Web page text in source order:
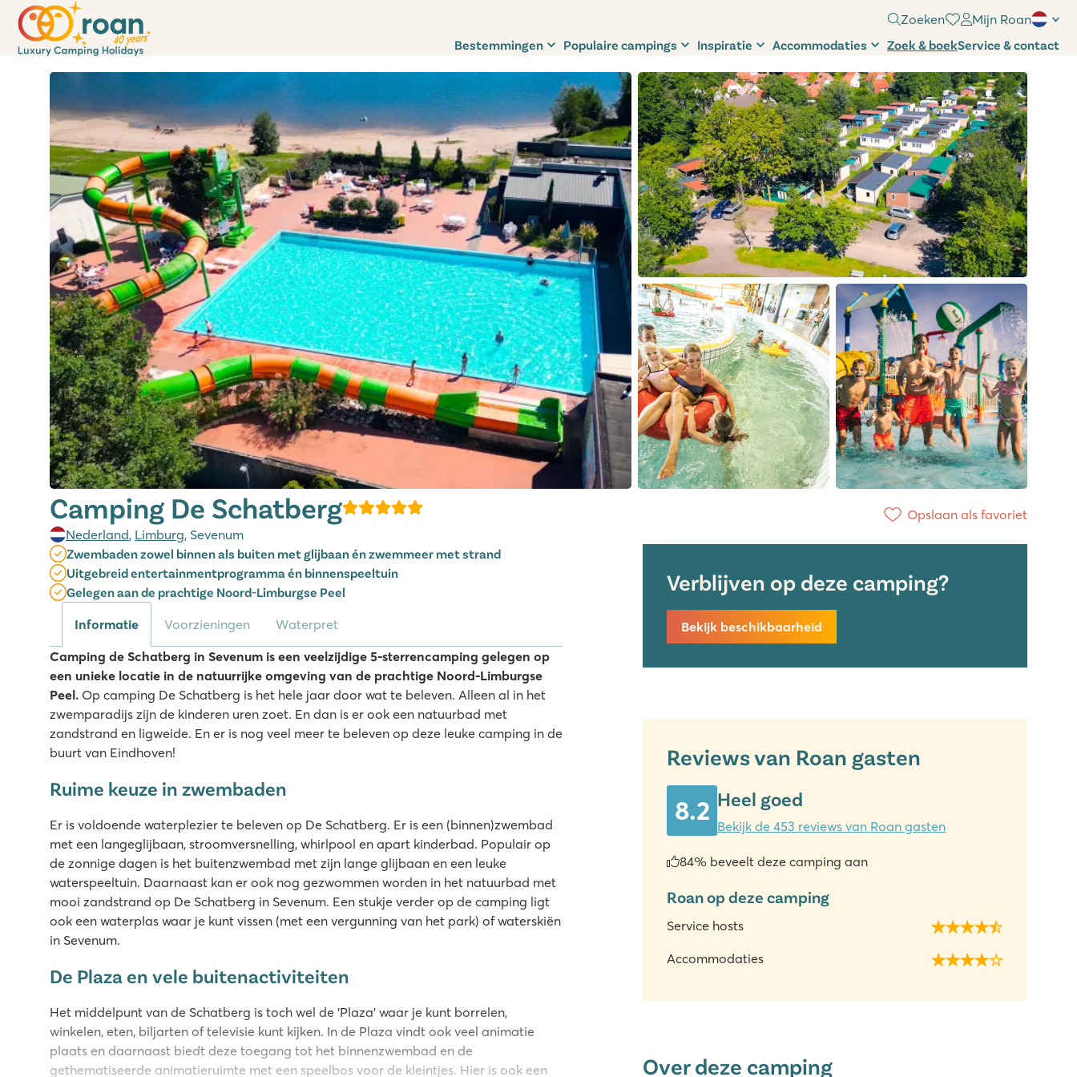
Zoeken Mijn Roan
Bestemmingen Populaire campings Inspiratie Accommodaties Zoek & boekService & contact
Camping De Schatberg
Nederland, Limburg, Sevenum
Opslaan als favoriet
Verblijven op deze camping?
Bekijk beschikbaarheid
Reviews van Roan gasten
8.2 Heel goed
Bekijk de 453 reviews van Roan gasten
84% beveelt deze camping aan
Roan op deze camping
Service hosts
Accommodaties
Zwembaden zowel binnen als buiten met glijbaan én zwemmeer met strand
Uitgebreid entertainmentprogramma én binnenspeeltuin
Gelegen aan de prachtige Noord-Limburgse Peel
Informatie Voorzieningen
Waterpret
Camping de Schatberg in Sevenum is een veelzijdige 5-sterrencamping gelegen op
een unieke locatie in de natuurrijke omgeving van de prachtige Noord-Limburgse
Peel. Op camping De Schatberg is het hele jaar door wat te beleven. Alleen al in het
zwemparadijs zijn de kinderen uren zoet. En dan is er ook een natuurbad met
zandstrand en ligweide. En er is nog veel meer te beleven op deze leuke camping in de
buurt van Eindhoven!
Ruime keuze in zwembaden
Er is voldoende waterplezier te beleven op De Schatberg. Er is een (binnen)zwembad
met een langeglijbaan, stroomversnelling, whirlpool en apart kinderbad. Populair op
de zonnige dagen is het buitenzwembad met zijn lange glijbaan en een leuke
waterspeeltuin. Daarnaast kan er ook nog gezwommen worden in het natuurbad met
mooi zandstrand op De Schatberg in Sevenum. Een stukje verder op de camping ligt
ook een waterplas waar je kunt vissen (met een vergunning van het park) of waterskiën
in Sevenum.
De Plaza en vele buitenactiviteiten
Het middelpunt van de Schatberg is toch wel de 'Plaza' waar je kunt borrelen,
winkelen, eten, biljarten of televisie kunt kijken. In de Plaza vindt ook veel animatie
plaats en daarnaast biedt deze toegang tot het binnenzwembad en de
gethematiseerde animatieruimte met een speelbos voor de kleintjes. Hier is ook een
Over deze camping